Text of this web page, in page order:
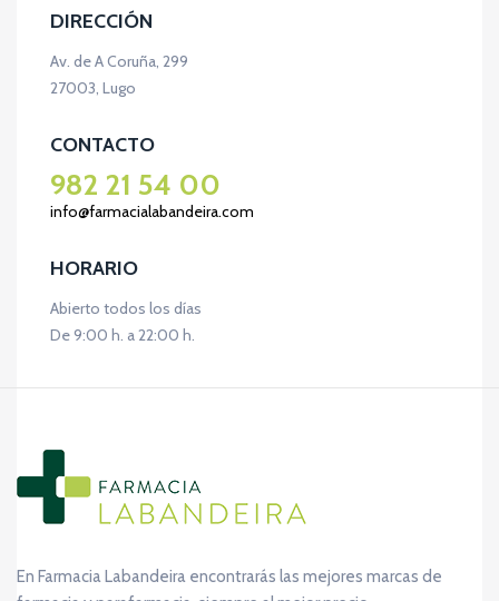
DIRECCIÓN
Av. de A Coruña, 299
27003, Lugo
CONTACTO
982 21 54 00
info@farmacialabandeira.com
HORARIO
Abierto todos los días
De 9:00 h. a 22:00 h.
En Farmacia Labandeira encontrarás las mejores marcas de